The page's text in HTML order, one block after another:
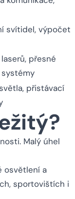
svítidel, výpočet
přesné
přistávací
Malý úhel
osvětlení a
sportovištích i